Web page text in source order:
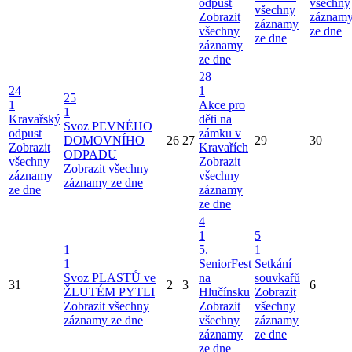
odpust
Zobrazit
všechny
záznamy
ze dne
všechny
záznamy
ze dne
všechny
ze dne
24
1
Kravařský
odpust
Zobrazit
všechny
záznamy
ze dne
25
1
Svoz PEVNÉHO
DOMOVNÍHO
ODPADU
Zobrazit všechny
záznamy ze dne
26 27
28
1
Akce pro
děti na
zámku v
Kravařích
Zobrazit
všechny
záznamy
ze dne
29 30
31
1
1
Svoz PLASTŮ ve
ŽLUTÉM PYTLI
Zobrazit všechny
záznamy ze dne
2 3
4
1
5.
SeniorFest
na
Hlučínsku
Zobrazit
všechny
záznamy
ze dne
5
1
Setkání
souvkařů
Zobrazit
všechny
záznamy
ze dne
6